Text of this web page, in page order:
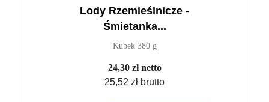
Lody Rzemieślnicze -
Śmietanka...
Kubek 380 g
24,30 zł netto
25,52 zł brutto